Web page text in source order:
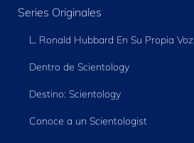
Series Originales
L. Ronald Hubbard En Su Propia Voz
Dentro de Scientology
Destino: Scientology
Conoce a un Scientologist